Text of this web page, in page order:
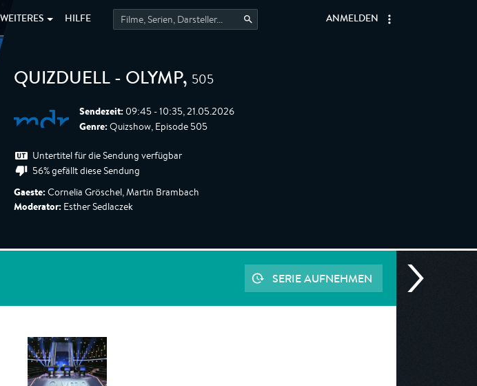
WEITERES HILFE ANMELDEN
QUIZDUELL - OLYMP, 505
Sendezeit: 09:45 - 10:35, 21.05.2026
Genre: Quizshow, Episode 505
Untertitel für die Sendung verfügbar
56% gefällt diese Sendung
Gaeste: Cornelia Gröschel, Martin Brambach
Moderator: Esther Sedlaczek
SERIE AUFNEHMEN